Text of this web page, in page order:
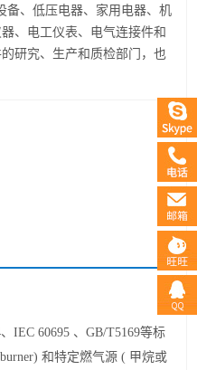
备、低压电器、家用电器、机
、电工仪表、电气连接件和
研究、生产和质检部门，也
IEC 60695 、GB/T5169等标
和特定燃气源 ( 甲烷或